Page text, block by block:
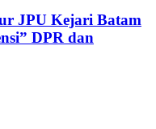
JPU Kejari Batam
DPR dan